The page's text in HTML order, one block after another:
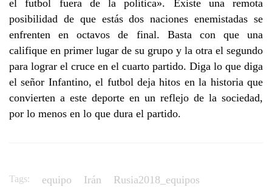
el futbol fuera de la política». Existe una remota
posibilidad de que estás dos naciones enemistadas se
enfrenten en octavos de final. Basta con que una
califique en primer lugar de su grupo y la otra el segundo
para lograr el cruce en el cuarto partido. Diga lo que diga
el señor Infantino, el futbol deja hitos en la historia que
convierten a este deporte en un reflejo de la sociedad,
por lo menos en lo que dura el partido.
Tags: equipo Irán Rusia2018_equipos